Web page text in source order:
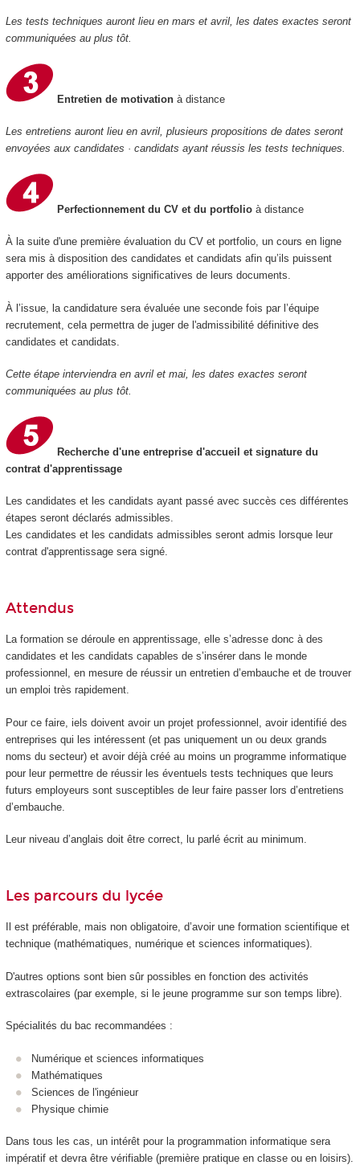
Les tests techniques auront lieu en mars et avril, les dates exactes seront
communiquées au plus tôt.
Entretien de motivationà distance
Les entretiens auront lieu en avril, plusieurs propositions de dates seront
envoyées aux candidates · candidats ayant réussis les tests techniques.
Perfectionnement du CV et du portfolioà distance
À la suite d'une première évaluation du CV et portfolio, un cours en ligne
sera mis à disposition des candidates et candidats afin qu’ils puissent
apporter des améliorations significatives de leurs documents.
À l’issue, la candidature sera évaluée une seconde fois par l’équipe
recrutement, cela permettra de juger de l'admissibilité définitive des
candidates et candidats.
Cette étape interviendra en avril et mai, les dates exactes seront
communiquées au plus tôt.
Recherche d'une entreprise d'accueil et signature du
contrat d'apprentissage
Les candidates et les candidats ayant passé avec succès ces différentes
étapes seront déclarés admissibles.
Les candidates et les candidats admissibles seront admis lorsque leur
contrat d'apprentissage sera signé.
Attendus
La formation se déroule en apprentissage, elle s’adresse donc à des
candidates et les candidats capables de s’insérer dans le monde
professionnel, en mesure de réussir un entretien d’embauche et de trouver
un emploi très rapidement.
Pour ce faire, iels doivent avoir un projet professionnel, avoir identifié des
entreprises qui les intéressent (et pas uniquement un ou deux grands
noms du secteur) et avoir déjà créé au moins un programme informatique
pour leur permettre de réussir les éventuels tests techniques que leurs
futurs employeurs sont susceptibles de leur faire passer lors d’entretiens
d’embauche.
Leur niveau d’anglais doit être correct, lu parlé écrit au minimum.
Les parcours du lycée
Il est préférable, mais non obligatoire, d’avoir une formation scientifique et
technique (mathématiques, numérique et sciences informatiques).
D'autres options sont bien sûr possibles en fonction des activités
extrascolaires (par exemple, si le jeune programme sur son temps libre).
Spécialités du bac recommandées :
Numérique et sciences informatiques
Mathématiques
Sciences de l'ingénieur
Physique chimie
Dans tous les cas, un intérêt pour la programmation informatique sera
impératif et devra être vérifiable (première pratique en classe ou en loisirs).